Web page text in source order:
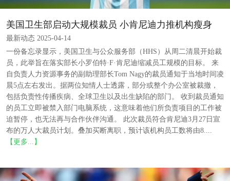
美国卫生部启动大规模裁员 小肯尼迪力推机构瘦身
最新动态 2025-04-14
一份备忘录显示，美国卫生与公众服务部（HHS）从周二清晨开始裁
员，此举旨在落实部长小罗伯特·F·肯尼迪缩减员工规模的目标。 来
自负责人力资源事务的副助理部长Tom Nagy的裁员通知于当地时间凌
晨5点左右发出。据两位知情人士透露，部分或整个办公室被裁撤，
包括负责性传播疾病、全球卫生以及出生缺陷的部门。 收到裁员通知
的员工立即被禁入部门电脑系统，这意味着他们所负责项目的工作被
迫暂停，也无法再与合作伙伴沟通。 此次裁员符合肯尼迪3月27日宣
布的万人大裁员计划。叠加买断离职，预计该机构员工数将由8....
【更多...】